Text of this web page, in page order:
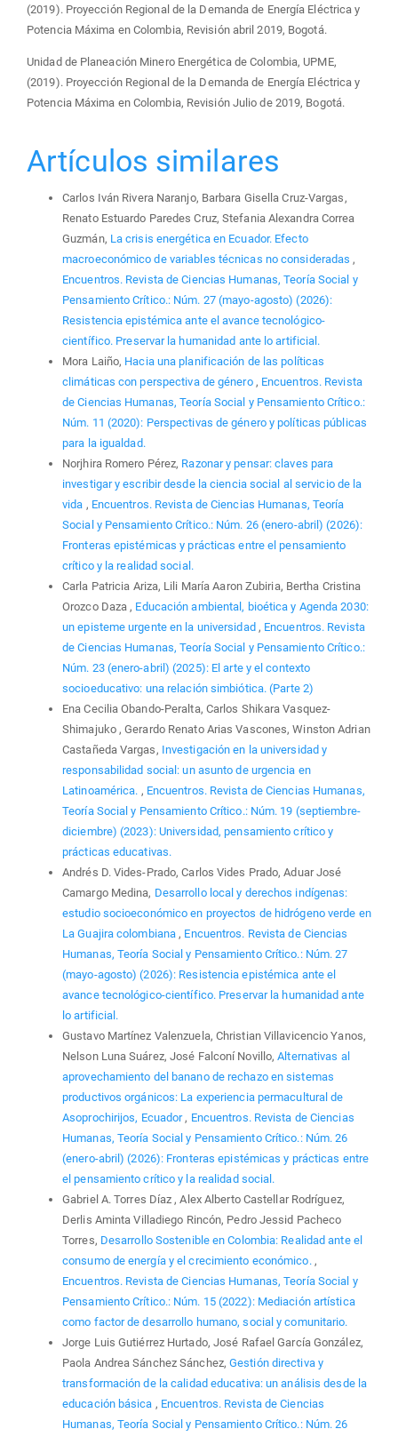
(2019). Proyección Regional de la Demanda de Energía Eléctrica y
Potencia Máxima en Colombia, Revisión abril 2019, Bogotá.
Unidad de Planeación Minero Energética de Colombia, UPME,
(2019). Proyección Regional de la Demanda de Energía Eléctrica y
Potencia Máxima en Colombia, Revisión Julio de 2019, Bogotá.
Artículos similares
Carlos Iván Rivera Naranjo, Barbara Gisella Cruz-Vargas,
Renato Estuardo Paredes Cruz, Stefania Alexandra Correa
Guzmán, La crisis energética en Ecuador. Efecto
macroeconómico de variables técnicas no consideradas,
Encuentros. Revista de Ciencias Humanas, Teoría Social y
Pensamiento Crítico.: Núm. 27 (mayo-agosto) (2026):
Resistencia epistémica ante el avance tecnológico-
científico. Preservar la humanidad ante lo artificial.
Mora Laiño, Hacia una planificación de las políticas
climáticas con perspectiva de género , Encuentros. Revista
de Ciencias Humanas, Teoría Social y Pensamiento Crítico.:
Núm. 11 (2020): Perspectivas de género y políticas públicas
para la igualdad.
Norjhira Romero Pérez, Razonar y pensar: claves para
investigar y escribir desde la ciencia social al servicio de la
vida , Encuentros. Revista de Ciencias Humanas, Teoría
Social y Pensamiento Crítico.: Núm. 26 (enero-abril) (2026):
Fronteras epistémicas y prácticas entre el pensamiento
crítico y la realidad social.
Carla Patricia Ariza, Lili María Aaron Zubiria, Bertha Cristina
Orozco Daza , Educación ambiental, bioética y Agenda 2030:
un episteme urgente en la universidad , Encuentros. Revista
de Ciencias Humanas, Teoría Social y Pensamiento Crítico.:
Núm. 23 (enero-abril) (2025): El arte y el contexto
socioeducativo: una relación simbiótica. (Parte 2)
Ena Cecilia Obando-Peralta, Carlos Shikara Vasquez-
Shimajuko , Gerardo Renato Arias Vascones, Winston Adrian
Castañeda Vargas, Investigación en la universidad y
responsabilidad social: un asunto de urgencia en
Latinoamérica. , Encuentros. Revista de Ciencias Humanas,
Teoría Social y Pensamiento Crítico.: Núm. 19 (septiembre-
diciembre) (2023): Universidad, pensamiento crítico y
prácticas educativas.
Andrés D. Vides-Prado, Carlos Vides Prado, Aduar José
Camargo Medina, Desarrollo local y derechos indígenas:
estudio socioeconómico en proyectos de hidrógeno verde en
La Guajira colombiana, Encuentros. Revista de Ciencias
Humanas, Teoría Social y Pensamiento Crítico.: Núm. 27
(mayo-agosto) (2026): Resistencia epistémica ante el
avance tecnológico-científico. Preservar la humanidad ante
lo artificial.
Gustavo Martínez Valenzuela, Christian Villavicencio Yanos,
Nelson Luna Suárez, José Falconí Novillo,Alternativas al
aprovechamiento del banano de rechazo en sistemas
productivos orgánicos: La experiencia permacultural de
Asoprochirijos, Ecuador, Encuentros. Revista de Ciencias
Humanas, Teoría Social y Pensamiento Crítico.: Núm. 26
(enero-abril) (2026): Fronteras epistémicas y prácticas entre
el pensamiento crítico y la realidad social.
Gabriel A. Torres Díaz , Alex Alberto Castellar Rodríguez,
Derlis Aminta Villadiego Rincón, Pedro Jessid Pacheco
Torres, Desarrollo Sostenible en Colombia: Realidad ante el
consumo de energía y el crecimiento económico. ,
Encuentros. Revista de Ciencias Humanas, Teoría Social y
Pensamiento Crítico.: Núm. 15 (2022): Mediación artística
como factor de desarrollo humano, social y comunitario.
Jorge Luis Gutiérrez Hurtado, José Rafael García González,
Paola Andrea Sánchez Sánchez,Gestión directiva y
transformación de la calidad educativa: un análisis desde la
educación básica , Encuentros. Revista de Ciencias
Humanas, Teoría Social y Pensamiento Crítico.: Núm. 26